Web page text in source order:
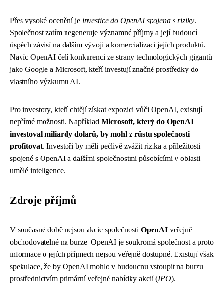
Přes vysoké ocenění je investice do OpenAI spojena s riziky.
Společnost zatím negeneruje významné příjmy a její budoucí
úspěch závisí na dalším vývoji a komercializaci jejích produktů.
Navíc OpenAI čelí konkurenci ze strany technologických gigantů
jako Google a Microsoft, kteří investují značné prostředky do
vlastního výzkumu AI.
Pro investory, kteří chtějí získat expozici vůči OpenAI, existují
nepřímé možnosti. Například Microsoft, který do OpenAI
investoval miliardy dolarů, by mohl z růstu společnosti
profitovat. Investoři by měli pečlivě zvážit rizika a příležitosti
spojené s OpenAI a dalšími společnostmi působícími v oblasti
umělé inteligence.
Zdroje příjmů
V současné době nejsou akcie společnosti OpenAI veřejně
obchodovatelné na burze. OpenAI je soukromá společnost a proto
informace o jejích příjmech nejsou veřejně dostupné. Existují však
spekulace, že by OpenAI mohlo v budoucnu vstoupit na burzu
prostřednictvím primární veřejné nabídky akcií (IPO).